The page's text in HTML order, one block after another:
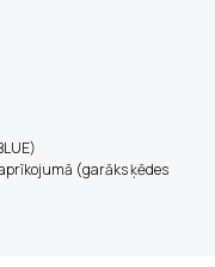
(garāks ķēdes